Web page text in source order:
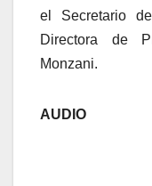
el Secretario
Directora de
Monzani.
AUDIO